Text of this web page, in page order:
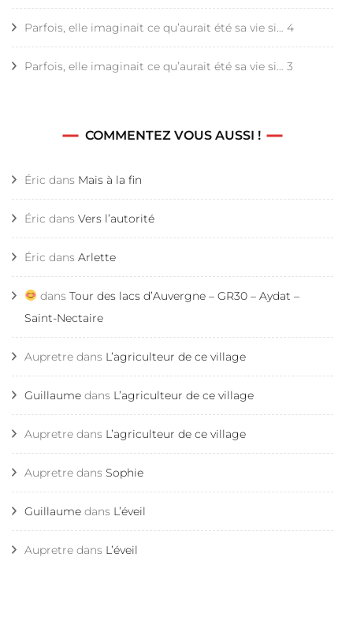
Parfois, elle imaginait ce qu’aurait été sa vie si… 4
Parfois, elle imaginait ce qu’aurait été sa vie si… 3
COMMENTEZ VOUS AUSSI !
Éric dans Mais à la fin
Éric dans Vers l’autorité
Éric dans Arlette
dans Tour des lacs d’Auvergne – GR30 – Aydat –
Saint-Nectaire
Aupretre dans L’agriculteur de ce village
Guillaume dans L’agriculteur de ce village
Aupretre dans L’agriculteur de ce village
Aupretre dans Sophie
Guillaume dans L’éveil
Aupretre dans L’éveil